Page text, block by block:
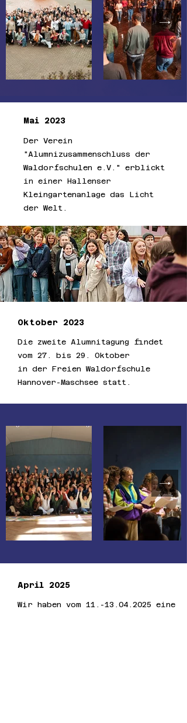
Mai 2023
Der Verein
"Alumnizusammenschluss der
Waldorfschulen e.V." erblickt
in einer Hallenser
Kleingartenanlage das Licht
der Welt.
Oktober 2023
Die zweite Alumnitagung findet
vom 27. bis 29. Oktober
in der Freien Waldorfschule
Hannover-Maschsee statt.
April 2025
Wir haben vom 11.-13.04.2025 eine